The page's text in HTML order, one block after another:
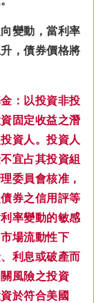
變動，當利率
，債券價格將
：以投資非投
固定收益之潛
資人。投資人
宜占其投資組
委員會核准，
券之信用評等
率變動的敏感
場流動性下
利息或破產而
風險之投資
於符合美國